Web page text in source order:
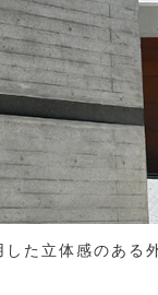
した立体感のある